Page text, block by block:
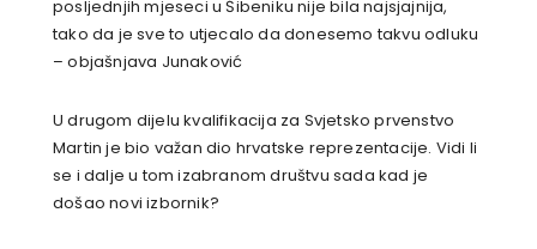
posljednjih mjeseci u Šibeniku nije bila najsjajnija,
tako da je sve to utjecalo da donesemo takvu odluku
– objašnjava Junaković
U drugom dijelu kvalifikacija za Svjetsko prvenstvo
Martin je bio važan dio hrvatske reprezentacije. Vidi li
se i dalje u tom izabranom društvu sada kad je
došao novi izbornik?